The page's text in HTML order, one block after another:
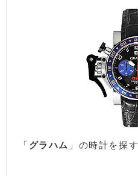
「 グラハム 」の時計を探す